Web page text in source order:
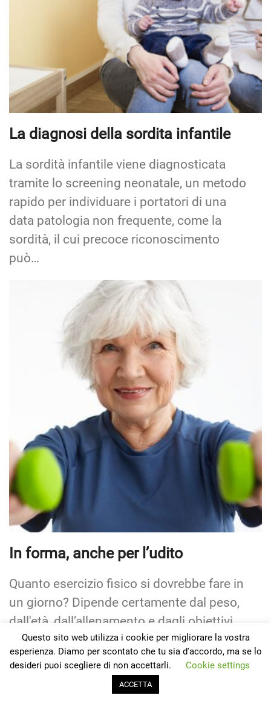
La diagnosi della sordita infantile
La sordità infantile viene diagnosticata
tramite lo screening neonatale, un metodo
rapido per individuare i portatori di una
data patologia non frequente, come la
sordità, il cui precoce riconoscimento
può…
In forma, anche per l’udito
Quanto esercizio fisico si dovrebbe fare in
un giorno? Dipende certamente dal peso,
dall'età, dall’allenamento e dagli obiettivi,
ma ci sono alcune linee guida facili da
seguire per chiunque. Vantaggi…
Questo sito web utilizza i cookie per migliorare la vostra
esperienza. Diamo per scontato che tu sia d'accordo, ma se lo
desideri puoi scegliere di non accettarli.
Cookie settings
ACCETTA